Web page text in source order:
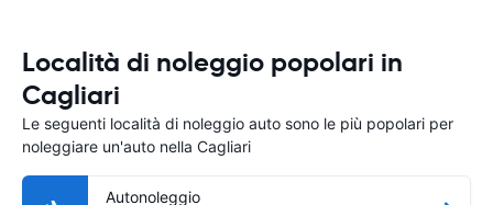
Località di noleggio popolari in
Cagliari
Le seguenti località di noleggio auto sono le più popolari per
noleggiare un'auto nella Cagliari
Autonoleggio